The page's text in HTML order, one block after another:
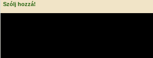
Szólj hozzá!